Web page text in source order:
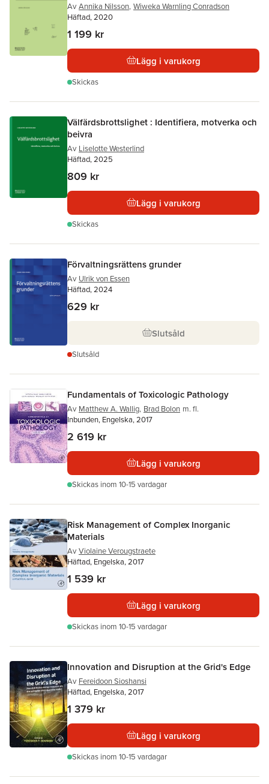
Av Annika Nilsson, Wiweka Warnling Conradson
Häftad, 2020
1 199 kr
Lägg i varukorg
Skickas
Välfärdsbrottslighet : Identifiera, motverka och
beivra
Av Liselotte Westerlind
Häftad, 2025
809 kr
Lägg i varukorg
Skickas
Förvaltningsrättens grunder
Av Ulrik von Essen
Häftad, 2024
629 kr
Slutsåld
Slutsåld
Fundamentals of Toxicologic Pathology
Av Matthew A. Wallig, Brad Bolon m. fl.
Inbunden, Engelska, 2017
2 619 kr
Lägg i varukorg
Skickas inom 10-15 vardagar
Risk Management of Complex Inorganic
Materials
Av Violaine Verougstraete
Häftad, Engelska, 2017
1 539 kr
Lägg i varukorg
Skickas inom 10-15 vardagar
Innovation and Disruption at the Grid's Edge
Av Fereidoon Sioshansi
Häftad, Engelska, 2017
1 379 kr
Lägg i varukorg
Skickas inom 10-15 vardagar